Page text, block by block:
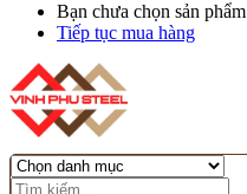
Bạn chưa chọn sản
Tiếp tục mua hàng